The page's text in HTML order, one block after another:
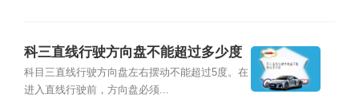
科三直线行驶方向盘不能超过多少度
科目三直线行驶方向盘左右摆动不能超过5度。在
进入直线行驶前，方向盘必须...